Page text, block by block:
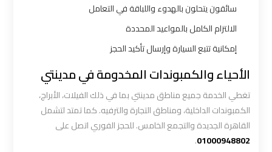
سائقون يتحلون بالهدوء واللباقة في التعامل
الالتزام الكامل بالمواعيد المحددة
إمكانية تتبع السيارة وإرسال تأكيد الحجز
الأحياء والكمبوندات المخدومة في مدينتي
تغطي الخدمة جميع مناطق مدينتي بما في ذلك الفيلات، الأبراج،
الكمبوندات الداخلية، ومناطق التجارة والترفيه. كما تمتد لتشمل
القاهرة الجديدة والتجمع الخامس. للحجز الفوري اتصل على
01000948802
.
مطروح
ليموزين
الأحمر